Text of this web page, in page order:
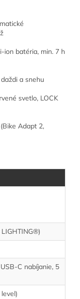
ion batéria, min. 7 h
a snehu
svetlo, LOCK
Adapt 2,
C nabíjanie, 5